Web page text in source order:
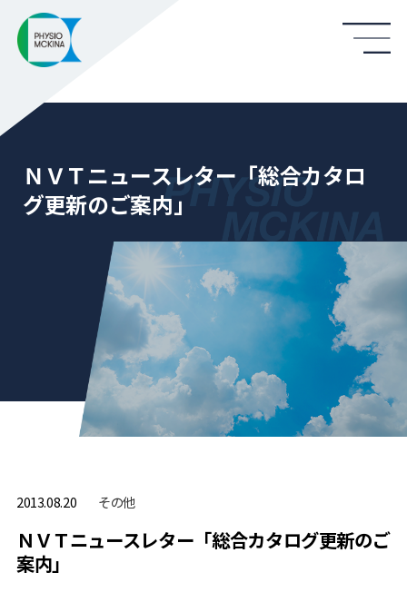
ＮＶＴニュースレター「総合カタロ
グ更新のご案内」
2013.08.20 その他
ＮＶＴニュースレター「総合カタログ更新のご
案内」